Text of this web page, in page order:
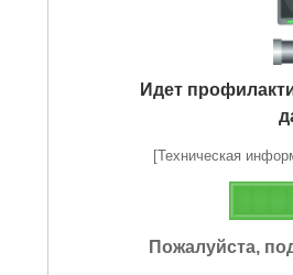
Идет
[Техническая
Пожалуйста,